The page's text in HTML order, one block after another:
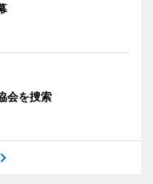
会を捜索